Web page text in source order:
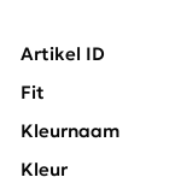
Artikel ID
Fit
Kleurnaam
Kleur